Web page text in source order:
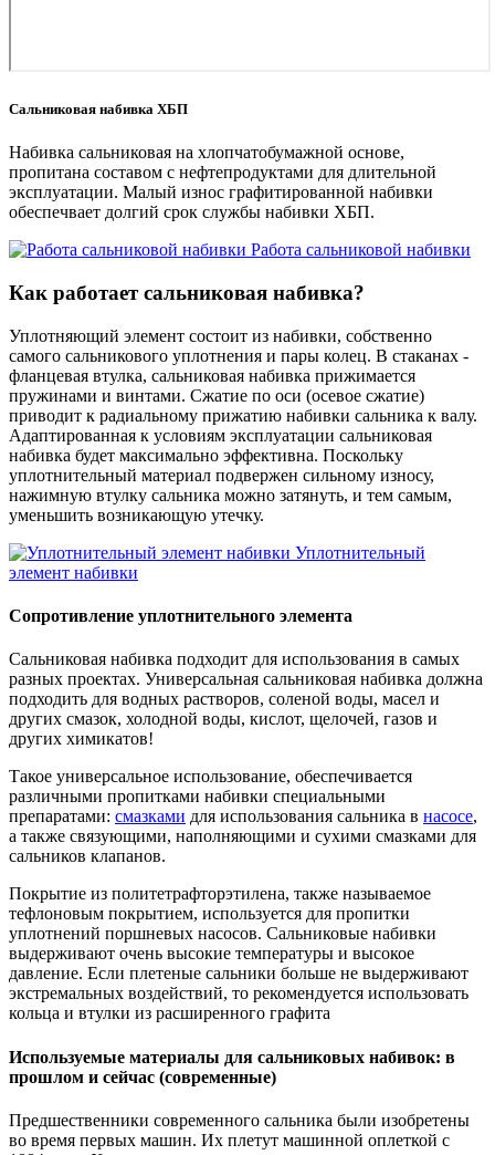
Сальниковая набивка ХБП
Набивка сальниковая на хлопчатобумажной основе,
пропитана составом с нефтепродуктами для длительной
эксплуатации. Малый износ графитированной набивки
обеспечвает долгий срок службы набивки ХБП.
Работа сальниковой набивки
Как работает сальниковая набивка?
Уплотняющий элемент состоит из набивки, собственно
самого сальникового уплотнения и пары колец. В стаканах -
фланцевая втулка, сальниковая набивка прижимается
пружинами и винтами. Сжатие по оси (осевое сжатие)
приводит к радиальному прижатию набивки сальника к валу.
Адаптированная к условиям эксплуатации сальниковая
набивка будет максимально эффективна. Поскольку
уплотнительный материал подвержен сильному износу,
нажимную втулку сальника можно затянуть, и тем самым,
уменьшить возникающую утечку.
Уплотнительный
элемент набивки
Сопротивление уплотнительного элемента
Сальниковая набивка подходит для использования в самых
разных проектах. Универсальная сальниковая набивка должна
подходить для водных растворов, соленой воды, масел и
других смазок, холодной воды, кислот, щелочей, газов и
других химикатов!
Такое универсальное использование, обеспечивается
различными пропитками набивки специальными
препаратами: смазками для использования сальника в насосе,
а также связующими, наполняющими и сухими смазками для
сальников клапанов.
Покрытие из политетрафторэтилена, также называемое
тефлоновым покрытием, используется для пропитки
уплотнений поршневых насосов. Сальниковые набивки
выдерживают очень высокие температуры и высокое
давление. Если плетеные сальники больше не выдерживают
экстремальных воздействий, то рекомендуется использовать
кольца и втулки из расширенного графита
Используемые материалы для сальниковых набивок: в
прошлом и сейчас (современные)
Предшественники современного сальника были изобретены
во время первых машин. Их плетут машинной оплеткой с